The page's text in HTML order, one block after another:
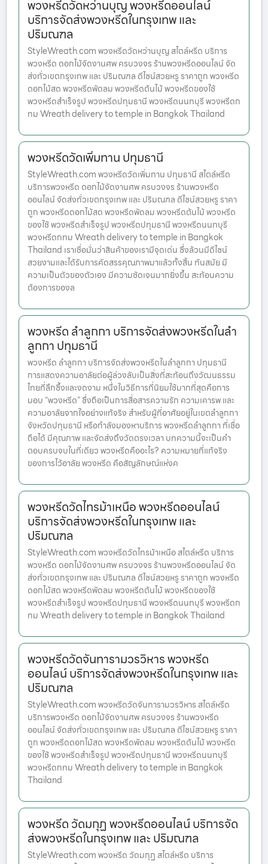
พวงหรีดวัดหว่านบุญ พวงหรีดออนไลน์
บริการจัดส่งพวงหรีดในกรุงเทพ และ
ปริมณฑล
StyleWreath.com พวงหรีดวัดหว่านบุญ สไตล์หรีด บริการ
พวงหรีด ดอกไม้จัดงานศพ ครบวงจร ร้านพวงหรีดออนไลน์ จัด
ส่งทั่วเขตกรุงเทพ และ ปริมณฑล ดีไซน์สวยหรู ราคาถูก พวงหรีด
ดอกไม้สด พวงหรีดพัดลม พวงหรีดต้นไม้ พวงหรีดของใช้
พวงหรีดสำเร็จรูป พวงหรีดปทุมธานี พวงหรีดนนทบุรี พวงหรีดก
ทม Wreath delivery to temple in Bangkok Thailand
พวงหรีดวัดเพิ่มทาน ปทุมธานี
StyleWreath.com พวงหรีดวัดเพิ่มทาน ปทุมธานี สไตล์หรีด
บริการพวงหรีด ดอกไม้จัดงานศพ ครบวงจร ร้านพวงหรีด
ออนไลน์ จัดส่งทั่วเขตกรุงเทพ และ ปริมณฑล ดีไซน์สวยหรู ราคา
ถูก พวงหรีดดอกไม้สด พวงหรีดพัดลม พวงหรีดต้นไม้ พวงหรีด
ของใช้ พวงหรีดสำเร็จรูป พวงหรีดปทุมธานี พวงหรีดนนทบุรี
พวงหรีดกทม Wreath delivery to temple in Bangkok
Thailand เราเชื่อมั่นว่าสินค้าของเรามีจุดเด่น ซึ่งล้วนมีดีไซน์
สวยงามและได้รับการคัดสรรคุณภาพมาแล้วทั้งสิ้น ทันสมัย มี
ความเป็นตัวของตัวเอง มีความชัดเจนมากยิ่งขึ้น สะท้อนความ
ต้องการของล
พวงหรีด ลําลูกกา บริการจัดส่งพวงหรีดในลํา
ลูกกา ปทุมธานี
พวงหรีด ลําลูกกา บริการจัดส่งพวงหรีดในลําลูกกา ปทุมธานี
การแสดงความอาลัยต่อผู้ล่วงลับเป็นสิ่งที่สะท้อนถึงวัฒนธรรม
ไทยที่ลึกซึ้งและงดงาม หนึ่งในวิธีการที่นิยมใช้มากที่สุดคือการ
มอบ “พวงหรีด” ซึ่งถือเป็นการสื่อสารความรัก ความเคารพ และ
ความอาลัยจากใจอย่างแท้จริง สำหรับผู้ที่อาศัยอยู่ในเขตลำลูกกา
จังหวัดปทุมธานี หรือกำลังมองหาบริการ พวงหรีดลำลูกกา ที่เชื่อ
ถือได้ มีคุณภาพ และจัดส่งถึงวัดตรงเวลา บทความนี้จะเป็นคำ
ตอบครบจบในที่เดียว พวงหรีดคืออะไร? ความหมายที่แท้จริง
ของการไว้อาลัย พวงหรีด คือสัญลักษณ์แห่งค
พวงหรีดวัดไทรม้าเหนือ พวงหรีดออนไลน์
บริการจัดส่งพวงหรีดในกรุงเทพ และ
ปริมณฑล
StyleWreath.com พวงหรีดวัดไทรม้าเหนือ สไตล์หรีด บริการ
พวงหรีด ดอกไม้จัดงานศพ ครบวงจร ร้านพวงหรีดออนไลน์ จัด
ส่งทั่วเขตกรุงเทพ และ ปริมณฑล ดีไซน์สวยหรู ราคาถูก พวงหรีด
ดอกไม้สด พวงหรีดพัดลม พวงหรีดต้นไม้ พวงหรีดของใช้
พวงหรีดสำเร็จรูป พวงหรีดปทุมธานี พวงหรีดนนทบุรี พวงหรีดก
ทม Wreath delivery to temple in Bangkok Thailand
พวงหรีดวัดจันทารามวรวิหาร พวงหรีด
ออนไลน์ บริการจัดส่งพวงหรีดในกรุงเทพ และ
ปริมณฑล
StyleWreath.com พวงหรีดวัดจันทารามวรวิหาร สไตล์หรีด
บริการพวงหรีด ดอกไม้จัดงานศพ ครบวงจร ร้านพวงหรีด
ออนไลน์ จัดส่งทั่วเขตกรุงเทพ และ ปริมณฑล ดีไซน์สวยหรู ราคา
ถูก พวงหรีดดอกไม้สด พวงหรีดพัดลม พวงหรีดต้นไม้ พวงหรีด
ของใช้ พวงหรีดสำเร็จรูป พวงหรีดปทุมธานี พวงหรีดนนทบุรี
พวงหรีดกทม Wreath delivery to temple in Bangkok
Thailand
พวงหรีด วัดมกุฏ พวงหรีดออนไลน์ บริการจัด
ส่งพวงหรีดในกรุงเทพ และ ปริมณฑล
StyleWreath.com พวงหรีด วัดมกุฏ สไตล์หรีด บริการ